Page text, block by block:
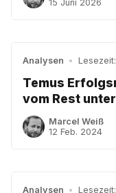
15 Juni 2026
Analysen •
Temus
vom Rest
Marcel Weiß
12 Feb. 2024
Analysen •